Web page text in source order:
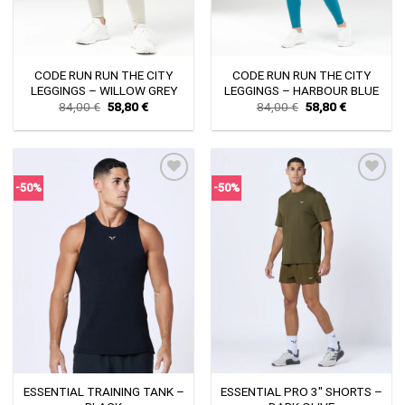
CODE RUN RUN THE CITY
LEGGINGS – WILLOW GREY
84,00€ Original
price
was:
58,80€Current
is:
CODE RUN RUN THE CITY
LEGGINGS – HARBOUR BLUE
84,00€ Original
price
was:
58,80€Current
is:
-50%
Πρόσθήκη
στην λίστα
επιθυμιών
ESSENTIAL TRAINING TANK –
-50%
Πρόσθήκη
στην λίστα
επιθυμιών
ESSENTIAL PRO 3″ SHORTS –